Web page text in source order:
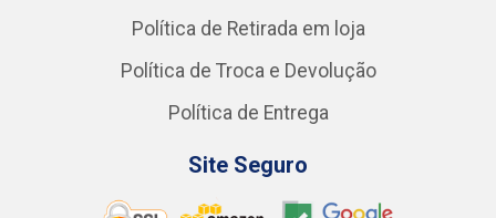
Política de Retirada em loja
Política de Troca e Devolução
Política de Entrega
Site Seguro